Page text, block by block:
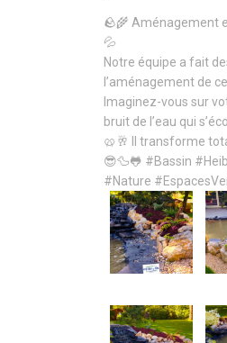
🪨🌾 Aménagement
💦
Notre équipe a fait
l’aménagement de
Imaginez-vous sur
bruit de l’eau qui
🥨🥂 Il transforme
😎🦆🐸 #Bassin
#Nature